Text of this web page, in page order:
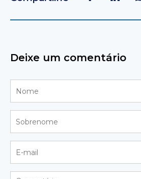
Deixe um comentário